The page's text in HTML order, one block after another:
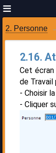
2. Personne
2.16.
Cet
de Travail
- Choisir
- Cliquer